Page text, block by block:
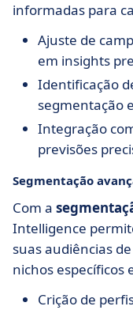
informadas para
Ajuste de
em insights
Identificação
segmentação
Integração
previsões
Segmentação
Com a
Intelligence
suas audiências
nichos específicos
Crição de